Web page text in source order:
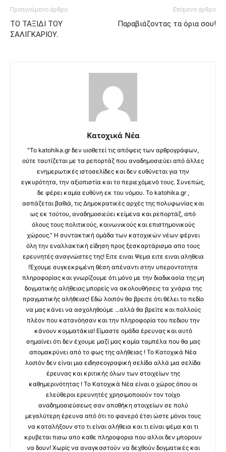
Προηγούμενο άρθρο
ΤΟ ΤΑΞΙΔΙ ΤΟΥ
ΣΑΛΙΓΚΑΡΙΟΥ..
Επόμενο άρθρο
Παραβιάζοντας τα όρια σου!
Κατοχικά Νέα
"Το katohika.gr δεν υιοθετεί τις απόψεις των αρθρογράφων,
ούτε ταυτίζεται με τα ρεπορτάζ που αναδημοσιεύει από άλλες
ενημερωτικές ιστοσελίδες και δεν ευθύνεται για την
εγκυρότητα, την αξιοπιστία και το περιεχόμενό τους. Συνεπώς,
δε φέρει καμία ευθύνη εκ του νόμου. Το katohika.gr ,
ασπάζεται βαθιά, τις Δημοκρατικές αρχές της πολυφωνίας και
ως εκ τούτου, αναδημοσιεύει κείμενα και ρεπορτάζ, από
όλους τους πολιτικούς, κοινωνικούς και επιστημονικούς
χώρους." Η συντακτική ομάδα των κατοχικών νέων φέρνει
όλη την εναλλακτική είδηση προς ξεσκαρτάρισμα απο τους
ερευνητές αναγνώστες της! Ειτε ειναι Ψεμα ειτε ειναι αληθεια
!Έχουμε συγκεκριμένη θέση απέναντι στην υπεροντοτητα
πληροφορίας και γνωρίζουμε ότι μόνο με την διαδικασία της μη
δογματικής αλήθειας μπορείς να ακολουθήσεις τα χνάρια της
πραγματικής αλήθειας! Εδώ λοιπόν θα βρειτε ότι θέλει το πεδίο
να μας κάνει να ασχοληθούμε ...αλλά θα βρείτε και πολλούς
πλέον που κατανόησαν και την πληροφορία του πεδιου την
κάνουν κομματάκια! Είμαστε ομάδα έρευνας και αυτό
σημαίνει ότι δεν έχουμε μαζί μας καμία ταμπέλα που θα μας
απομακρύνει από το φως της αλήθειας ! Το Κατοχικά Νέα
λοιπόν δεν είναι μια ειδησεογραφική σελίδα αλλά μια σελίδα
έρευνας και κριτικής όλων των στοιχείων της
καθημερινότητας ! Το Κατοχικά Νέα είναι ο χώρος όπου οι
ελεύθεροι ερευνητές χρησιμοποιούν τον τοίχο
αναδημοσιεύσεως σαν αποθήκη στοιχείων σε πολύ
μεγαλύτερη έρευνα από ότι το φανερό έτσι ώστε μόνοι τους
να καταλήξουν στο τι είναι αλήθεια και τι είναι ψέμα και τι
κρυβεται πισω απο καθε πληροφορια που αλλοι δεν μπορουν
να δουν! Χωρίς να αναγκαστούν να δεχθούν δογματικές και